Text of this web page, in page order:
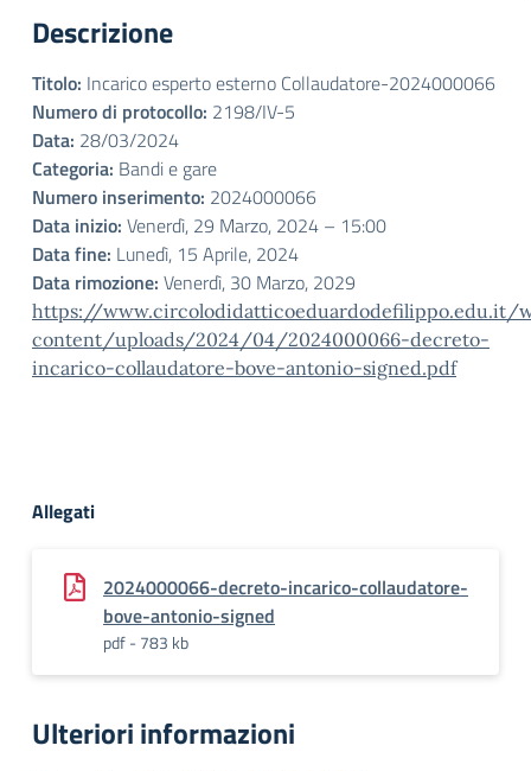
Descrizione
Titolo: Incarico esperto esterno Collaudatore-2024000066
Numero di protocollo: 2198/IV-5
Data: 28/03/2024
Categoria: Bandi e gare
Numero inserimento: 2024000066
Data inizio: Venerdì, 29 Marzo, 2024 – 15:00
Data fine: Lunedì, 15 Aprile, 2024
Data rimozione: Venerdì, 30 Marzo, 2029
https://www.circolodidatticoeduardodefilippo.edu.it/
content/uploads/2024/04/2024000066-decreto-
incarico-collaudatore-bove-antonio-signed.pdf
Allegati
2024000066-decreto-incarico-collaudatore-
bove-antonio-signed
pdf - 783 kb
Ulteriori informazioni